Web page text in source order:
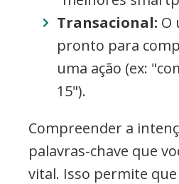
Transacional: O
pronto para
uma ação (ex:
15").
Compreender a
palavras-chave que
vital. Isso permite que